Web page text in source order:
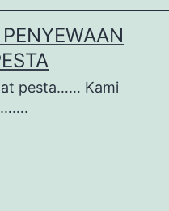
pesta…… Kami